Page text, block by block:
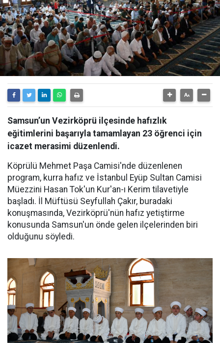
Samsun’un Vezirköprü ilçesinde hafızlık
eğitimlerini başarıyla tamamlayan 23 öğrenci için
icazet merasimi düzenlendi.
Köprülü Mehmet Paşa Camisi'nde düzenlenen
program, kurra hafız ve İstanbul Eyüp Sultan Camisi
Müezzini Hasan Tok'un Kur'an-ı Kerim tilavetiyle
başladı. İl Müftüsü Seyfullah Çakır, buradaki
konuşmasında, Vezirköprü'nün hafız yetiştirme
konusunda Samsun'un önde gelen ilçelerinden biri
olduğunu söyledi.